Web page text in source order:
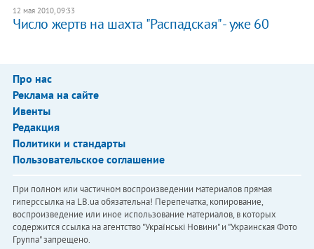
12 мая 2010, 09:33
Число жертв на шахта "Распадская" - уже 60
Про нас
Реклама на сайте
Ивенты
Редакция
Политики и стандарты
Пользовательское соглашение
При полном или частичном воспроизведении материалов прямая
гиперссылка на LB.ua обязательна! Перепечатка, копирование,
воспроизведение или иное использование материалов, в которых
содержится ссылка на агентство "Українськi Новини" и "Украинская Фото
Группа" запрещено.